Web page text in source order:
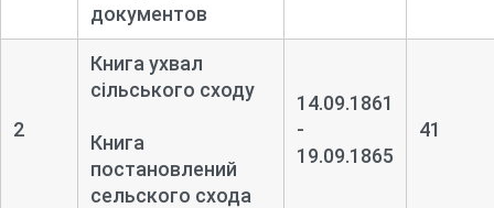
документов
2
Книга ухвал
сільського сходу
Книга
постановлений
сельского схода
14.09.1861
-
19.09.1865
41